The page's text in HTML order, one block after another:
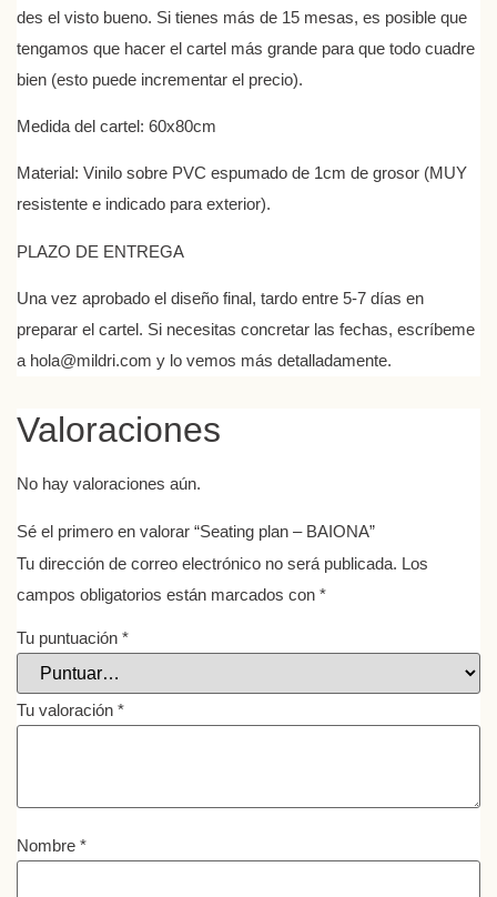
des el visto bueno. Si tienes más de 15 mesas, es posible que
tengamos que hacer el cartel más grande para que todo cuadre
bien (esto puede incrementar el precio).
Medida del cartel: 60x80cm
Material: Vinilo sobre PVC espumado de 1cm de grosor (MUY
resistente e indicado para exterior).
PLAZO DE ENTREGA
Una vez aprobado el diseño final, tardo entre 5-7 días en
preparar el cartel. Si necesitas concretar las fechas, escríbeme
a hola@mildri.com y lo vemos más detalladamente.
Valoraciones
No hay valoraciones aún.
Sé el primero en valorar “Seating plan – BAIONA”
Tu dirección de correo electrónico no será publicada. Los
campos obligatorios están marcados con *
Tu puntuación *
Tu valoración *
Nombre *